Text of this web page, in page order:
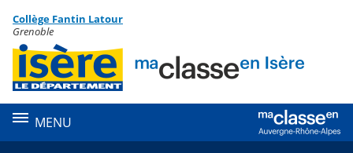
Menu de la rubrique
Contenu
Collège Fantin Latour
Grenoble
MENU